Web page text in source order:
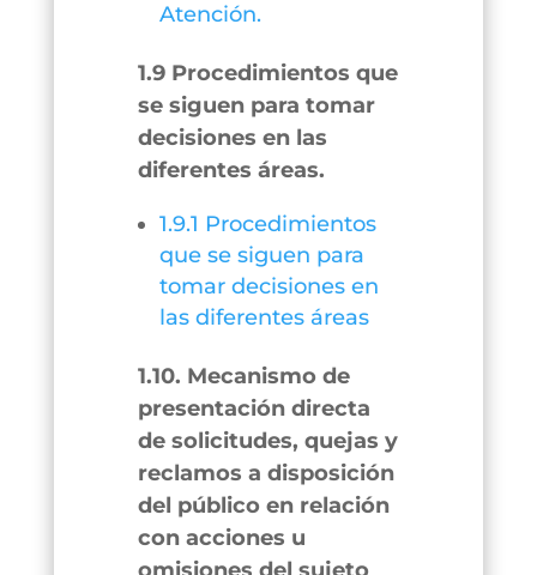
Atención.
1.9 Procedimientos que
se siguen para tomar
decisiones en las
diferentes áreas.
1.9.1 Procedimientos
que se siguen para
tomar decisiones en
las diferentes áreas
1.10. Mecanismo de
presentación directa
de solicitudes, quejas y
reclamos a disposición
del público en relación
con acciones u